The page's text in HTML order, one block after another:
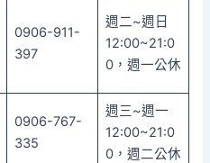
0906-911-
397
週二~週日
12:00~21:0
0，週一公休
0906-767-
335
週三~週一
12:00~21:0
0，週二公休